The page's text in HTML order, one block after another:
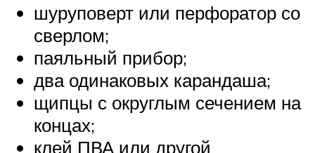
шуруповерт или перфоратор со
сверлом;
паяльный прибор;
два одинаковых карандаша;
щипцы с округлым сечением на
концах;
клей ПВА или другой